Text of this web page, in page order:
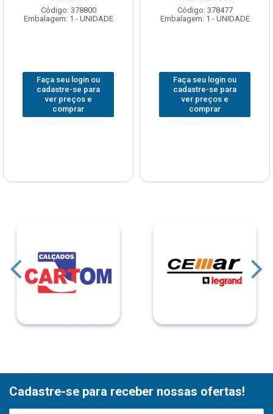
Código: 378800
Embalagem: 1 - UNIDADE
Faça seu login ou
cadastre-se para
ver preços e
comprar
Código: 378477
Embalagem: 1 - UNIDADE
Faça seu login ou
cadastre-se para
ver preços e
comprar
Cadastre-se para receber nossas ofertas!